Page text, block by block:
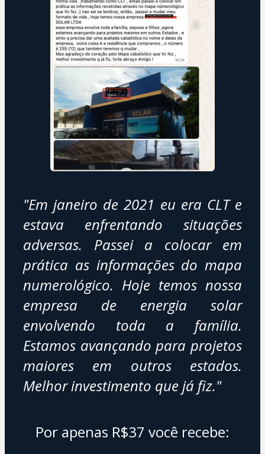
"Em janeiro de 2021 eu era CLT e
estava enfrentando situações
adversas. Passei a colocar em
prática as informações do mapa
numerológico. Hoje temos nossa
empresa de energia solar
envolvendo toda a família.
Estamos avançando para projetos
maiores em outros estados.
Melhor investimento que já fiz."
Por apenas R$37 você recebe: